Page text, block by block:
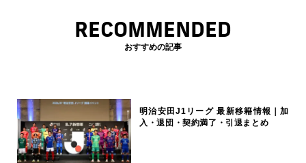
RECOMMENDED
おすすめの記事
明治安田J1リーグ 最新移籍情報｜加
入・退団・契約満了・引退まとめ